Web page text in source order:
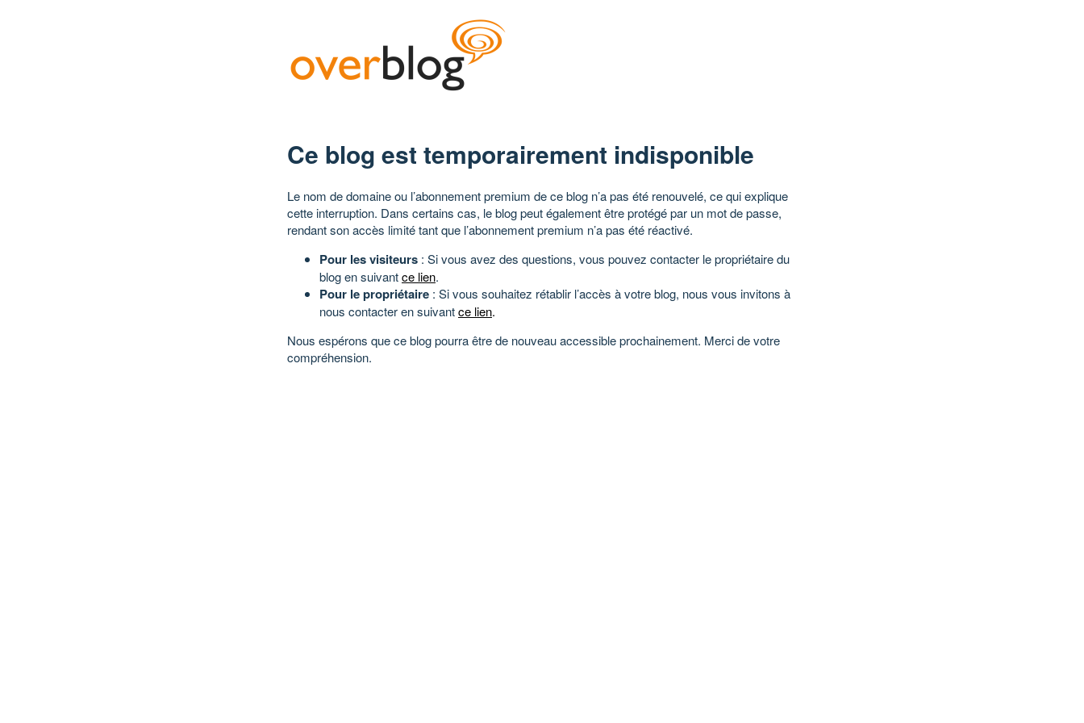
Ce blog est temporairement indisponible
Le nom de domaine ou l’abonnement premium de ce blog n’a pas été renouvelé, ce qui explique
cette interruption. Dans certains cas, le blog peut également être protégé par un mot de passe,
rendant son accès limité tant que l’abonnement premium n’a pas été réactivé.
Pour les visiteurs : Si vous avez des questions, vous pouvez contacter le propriétaire du
blog en suivantce lien.
Pour le propriétaire : Si vous souhaitez rétablir l’accès à votre blog, nous vous invitons à
nous contacter en suivantce lien.
Nous espérons que ce blog pourra être de nouveau accessible prochainement. Merci de votre
compréhension.